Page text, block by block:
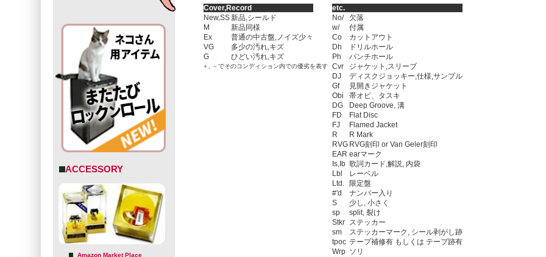
ACCESSORY
Amazon Market Place
Cover,Record
New,SS新品,シールド
M
新品同様
Ex
普通の中古盤,ノイズ少々
VG
多少の汚れ,キズ
G
ひどい汚れ,キズ
＋, －でそのコンディション内での優劣を表す
etc.
No/
欠落
w/
付属
Co
カットアウト
Dh
ドリルホール
Ph
パンチホール
Cvr
ジャケット,スリーブ
DJ
ディスクジョッキー,仕様,サンプル
Gf
見開きジャケット
Obi
帯オビ、タスキ
DG
Deep Groove, 溝
FD
Flat Disc
FJ
Flamed Jacket
R
R Mark
RVG RVG刻印 or Van Geler刻印
EAR earマーク
Is,Ib 歌詞カード,解説, 内袋
Lbl
レーベル
Ltd.
限定盤
#'d
ナンバー入り
S
少し, 小さく
sp
split, 裂け
Stkr ステッカー
sm
ステッカーマーク, シール剥がし跡
tpoc テープ補修有 もしくは テープ跡有
Wrp ソリ